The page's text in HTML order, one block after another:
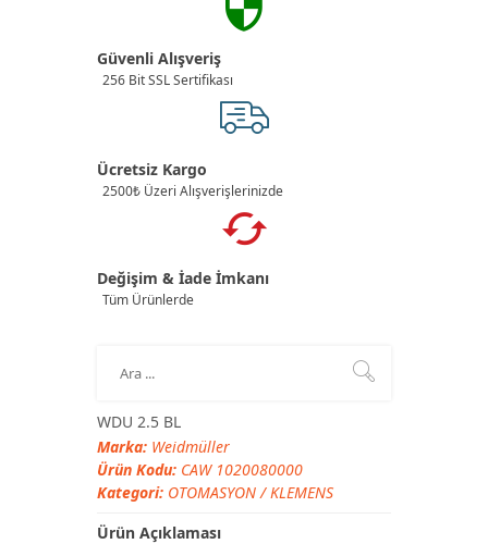
Güvenli Alışveriş
256 Bit SSL Sertifikası
Ücretsiz Kargo
2500₺ Üzeri Alışverişlerinizde
Değişim & İade İmkanı
Tüm Ürünlerde
WDU 2.5 BL
Marka: Weidmüller
Ürün Kodu: CAW 1020080000
Kategori: OTOMASYON/KLEMENS
Ürün Açıklaması